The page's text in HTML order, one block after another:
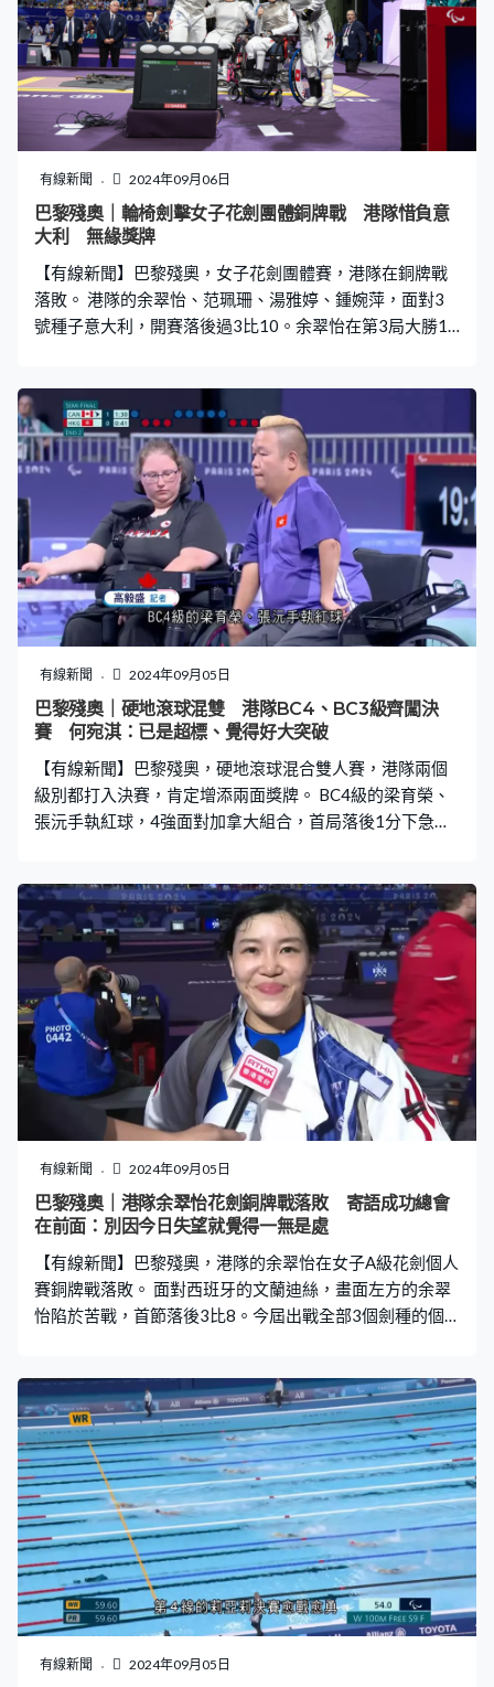
有線新聞 2024年09月06日
巴黎殘奧｜輪椅劍擊女子花劍團體銅牌戰 港隊惜負意
大利 無緣獎牌
【有線新聞】巴黎殘奧，女子花劍團體賽，港隊在銅牌戰
落敗。 港隊的余翠怡、范珮珊、湯雅婷、鍾婉萍，面對3
號種子意大利，開賽落後過3比10。余翠怡在第3局大勝12
最終輸33比45，第4名完成，4位港隊代表將轉戰重劍個人
賽。 鍾婉萍：「我們團體賽準備了很長時間，我覺得盡了
自己努力，我都理解余翠怡『守尾門』的緊張心情，這是
我首次『守尾門』，盡量做到在香港練習的東西。」 余翠
怡：「可以來到殘奧，已經一件很厲害的事情，有人第一
次參加，有人參加了幾屆，我參加了很多屆，每人有不同
的壓力及期望。」
有線新聞 2024年09月05日
巴黎殘奧｜硬地滾球混雙 港隊BC4、BC3級齊闖決
賽 何宛淇：已是超標、覺得好大突破
【有線新聞】巴黎殘奧，硬地滾球混合雙人賽，港隊兩個
級別都打入決賽，肯定增添兩面獎牌。 BC4級的梁育榮、
張沅手執紅球，4強面對加拿大組合，首局落後1分下急起
牌戰將會對哥倫比亞。梁育榮上屆夥拍劉慧茵獲得銀牌，
今屆首次跟張沅拍擋同樣打入決賽，兩人都眼泛淚光。梁
育榮賽後感謝教練、家人以及市民支持。梁育榮：「很激
動、很開心，因為比賽前都講過想入雙打決賽，最終成功
了、很開心。」張沅：「希望我們決賽可以、我可以放鬆
點去打，不要像單打決賽那般緊張，我相信我與梁育榮拍
檔可以放鬆少少。」 何宛淇、謝德樺BC3級4強面對泰國組
合，同樣打逆境球。首局落後1分，用紅球的他們之後兩局
連贏3分反超前。上屆「梗頸四」，今屆肯定有獎牌落袋，
港隊最終贏3比2，首次打入這項目的決賽，對手是南韓，
何宛淇說意義很大。何宛淇：「我今年突破取得個人賽金
牌，今次更可以在雙人賽走入決賽，這已是超標，我覺得
是好大突破，很多謝所有人。」
有線新聞 2024年09月05日
巴黎殘奧｜港隊余翠怡花劍銅牌戰落敗 寄語成功總會
在前面：別因今日失望就覺得一無是處
【有線新聞】巴黎殘奧，港隊的余翠怡在女子A級花劍個人
賽銅牌戰落敗。 面對西班牙的文蘭迪絲，畫面左方的余翠
怡陷於苦戰，首節落後3比8。今屆出戰全部3個劍種的個
老」殘奧累積7金的余翠怡，最終都輸11比15、得第4名。
她說競技體育有贏有輸，希望自己能繼續努力。 余翠怡：
「不要因為今日失望就覺得自己一無是處，因為我相信你
的努力今日未到收成的一日，但我相信不斷有一個心是想
去進步的話，成功總會在前面。」
有線新聞 2024年09月05日